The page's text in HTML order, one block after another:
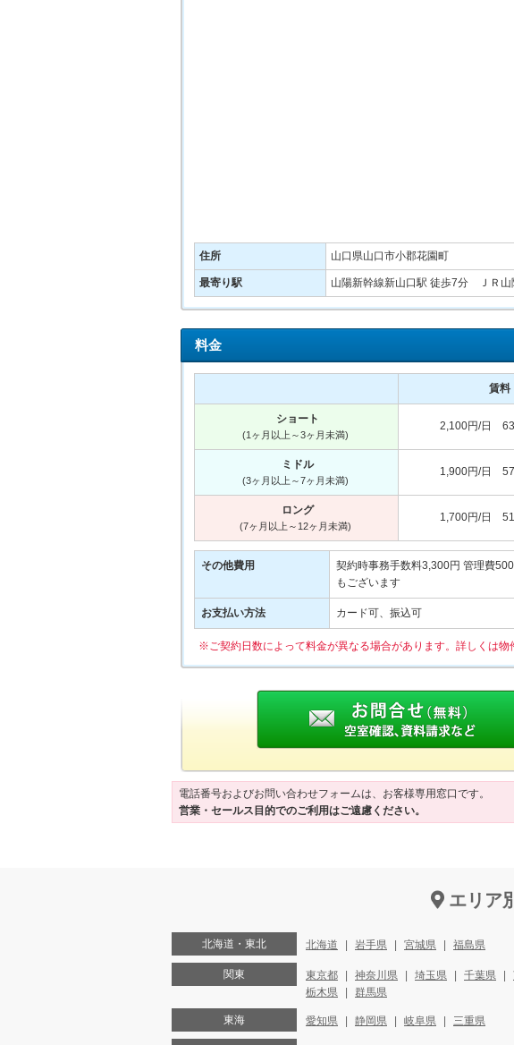
住所 山口県山口市小郡花園町
最寄り駅 山陽新幹線新山口駅 徒歩7分 ＪＲ
料金
賃料
ショート
(1ヶ月以上～3ヶ月未満)
2,100円/日
ミドル
(3ヶ月以上～7ヶ月未満)
1,900円/日
ロング
(7ヶ月以上～12ヶ月未満)
1,700円/日
その他費用
契約時事務手数料3,300円 管理費
もございます
お支払い方法 カード可、振込可
※ご契約日数によって料金が異なる場合があります。詳しくは物
電話番号およびお問い合わせフォームは、お客様専用窓口です。
営業・セールス目的でのご利用はご遠慮ください。
エリア
北海道・東北 北海道 岩手県 宮城県 福島県
関東 東京都 神奈川県 埼玉県 千葉県
栃木県
群馬県
東海 愛知県 静岡県 岐阜県 三重県